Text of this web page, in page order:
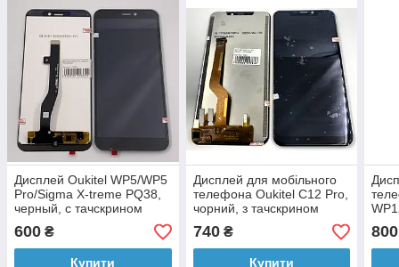
Дисплей Oukitel WP5/WP5
Pro/Sigma X-treme PQ38,
черный, с тачскрином
600 ₴
Купити
Дисплей для мобільного
телефона Oukitel C12 Pro,
чорний, з тачскрином
740₴
Купити
800